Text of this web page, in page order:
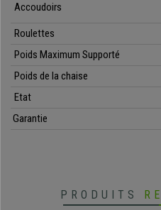
Accoudoirs
Roulettes
Poids Maximum Supporté
Poids de la chaise
Etat
Garantie
PRODUITS